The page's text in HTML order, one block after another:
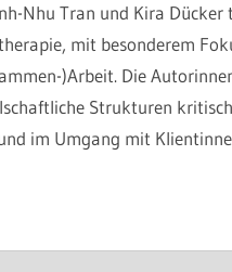
Nhu Tran und Kira
mit besonderem
)Arbeit. Die
Strukturen
im Umgang mit